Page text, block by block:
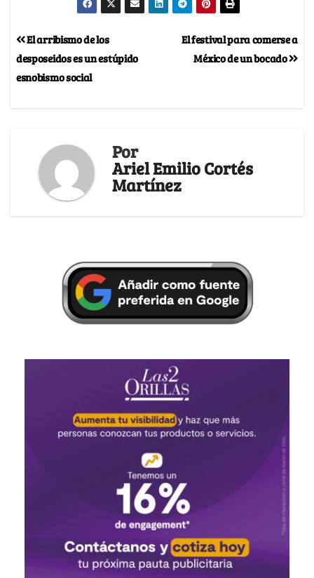
El festival para comerse a
México de un bocado
El arribismo de los
desposeidos es un estúpido
esnobismo social
Por
Ariel Emilio Cortés
Martínez